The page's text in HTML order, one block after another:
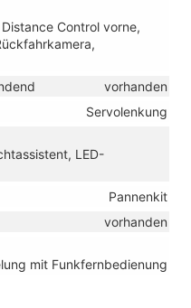
Control vorne,
vorhanden
Servolenkung
LED-
Pannenkit
vorhanden
mit Funkfernbedienung